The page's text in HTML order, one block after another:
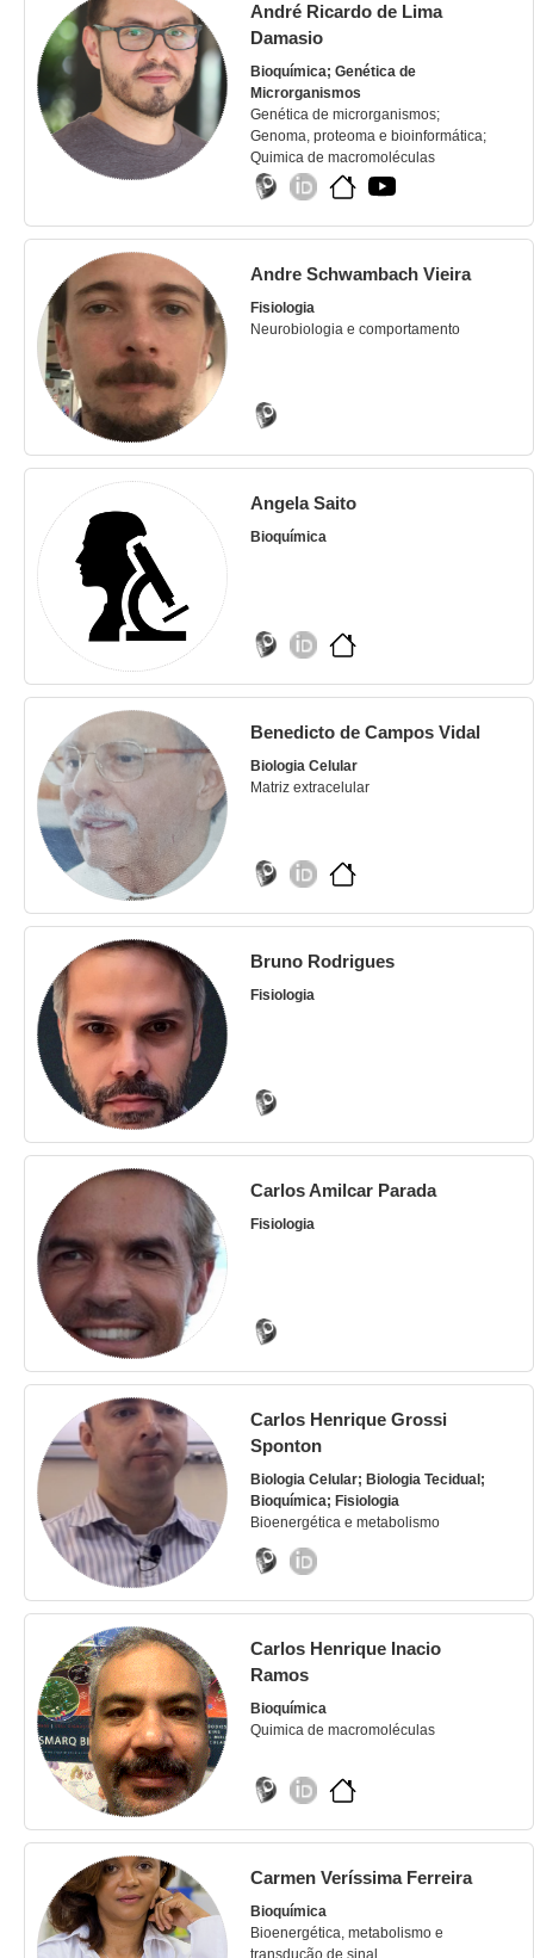
André Ricardo de Lima
Damasio
Bioquímica; Genética de
Microrganismos
Genética de microrganismos;
Genoma, proteoma e bioinformática;
Quimica de macromoléculas
Andre Schwambach Vieira
Fisiologia
Neurobiologia e comportamento
Angela Saito
Bioquímica
Benedicto de Campos Vidal
Biologia Celular
Matriz extracelular
Bruno Rodrigues
Fisiologia
Carlos Amilcar Parada
Fisiologia
Carlos Henrique Grossi
Sponton
Biologia Celular; Biologia Tecidual;
Bioquímica; Fisiologia
Bioenergética e metabolismo
Carlos Henrique Inacio
Ramos
Bioquímica
Quimica de macromoléculas
Carmen Veríssima Ferreira
Bioquímica
Bioenergética, metabolismo e